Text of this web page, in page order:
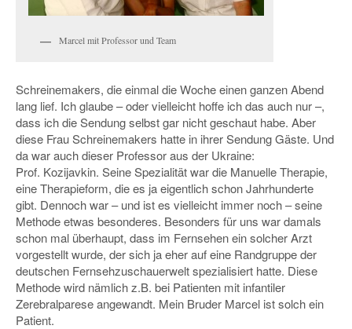
Marcel mit Professor und Team
Schreinemakers, die einmal die Woche einen ganzen Abend
lang lief. Ich glaube – oder vielleicht hoffe ich das auch nur –,
dass ich die Sendung selbst gar nicht geschaut habe. Aber
diese Frau Schreinemakers hatte in ihrer Sendung Gäste. Und
da war auch dieser Professor aus der Ukraine:
Prof. Kozijavkin. Seine Spezialität war die Manuelle Therapie,
eine Therapieform, die es ja eigentlich schon Jahrhunderte
gibt. Dennoch war – und ist es vielleicht immer noch – seine
Methode etwas besonderes. Besonders für uns war damals
schon mal überhaupt, dass im Fernsehen ein solcher Arzt
vorgestellt wurde, der sich ja eher auf eine Randgruppe der
deutschen Fernsehzuschauerwelt spezialisiert hatte. Diese
Methode wird nämlich z.B. bei Patienten mit infantiler
Zerebralparese angewandt. Mein Bruder Marcel ist solch ein
Patient.